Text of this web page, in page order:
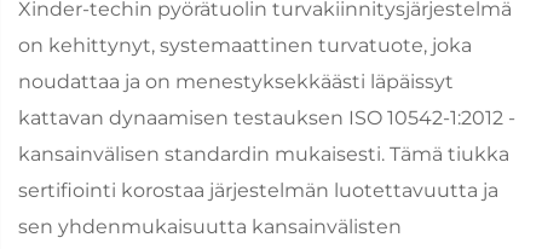
Xinder-techin pyörätuolin turvakiinnitysjärjestelmä
on kehittynyt, systemaattinen turvatuote, joka
noudattaa ja on menestyksekkäästi läpäissyt
kattavan dynaamisen testauksen ISO 10542-1:2012 -
kansainvälisen standardin mukaisesti. Tämä tiukka
sertifiointi korostaa järjestelmän luotettavuutta ja
sen yhdenmukaisuutta kansainvälisten